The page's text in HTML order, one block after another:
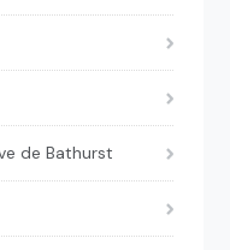
de Bathurst